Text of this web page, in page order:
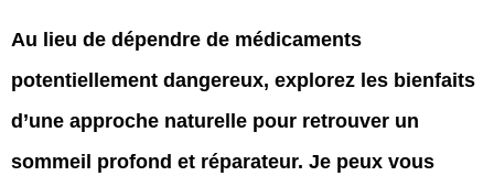
Au lieu de dépendre de médicaments
potentiellement dangereux, explorez les bienfaits
d’une approche naturelle pour retrouver un
sommeil profond et réparateur. Je peux vous